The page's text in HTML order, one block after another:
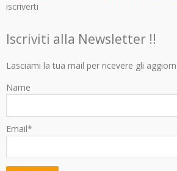
iscriverti
Iscriviti alla Newsletter !!
Lasciami la tua mail per ricevere gli
Name
Email*